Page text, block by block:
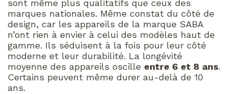
sont même plus qualitatifs que ceux des
marques nationales. Même constat du côté de
design, car les appareils de la marque SABA
n’ont rien à envier à celui des modèles haut de
gamme. Ils séduisent à la fois pour leur côté
moderne et leur durabilité. La longévité
moyenne des appareils oscille entre 6 et 8 ans.
Certains peuvent même durer au-delà de 10
ans.